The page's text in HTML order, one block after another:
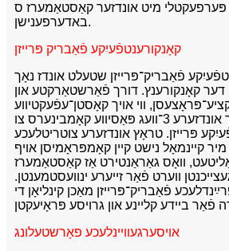
פּערפעקטלי מיט אונדזער קאַסטאַמערז ס
באדערפענישן.
קאָנקורענטפֿעיִקע פֿאַבריק פּרייזן
פֿאַבריק־פּרייזן שטעלט אונדז נאָך
דער קאָנקורענץ. דורך פֿאַרשטאַרקטע און
ווי אויך קאָסטן־עפֿעקטיווע
מיטלען, אָפֿערן מיר אונדזערע 3־וועג פּאַסיווע קאָמבינערס צו
פּרייזן. טראָץ אונדזערע צוטריטלעכע
מיר קיינמאָל נישט קיין קאָמפּראָמיסן אויף
וואָס גאַראַנטירט אַז קאַסטאַמערז
ווערט פֿאַר זייערע ינוועסטמענטן.
פֿאַבריק־פּרייזן מאַכן קינליאָן די
אויסערגעוויינלעכע פאָרשטעלונג